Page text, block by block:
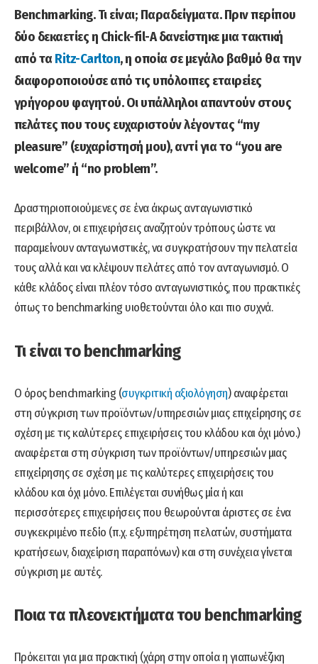
Benchmarking. Τι είναι; Παραδείγματα. Πριν περίπου
δύο δεκαετίες η Chick-fil-A δανείστηκε μια τακτική
από τα Ritz-Carlton, η οποία σε μεγάλο βαθμό θα την
διαφοροποιούσε από τις υπόλοιπες εταιρείες
γρήγορου φαγητού. Οι υπάλληλοι απαντούν στους
πελάτες που τους ευχαριστούν λέγοντας “my
pleasure” (ευχαρίστησή μου), αντί για το “you are
welcome” ή “no problem”.
Δραστηριοποιούμενες σε ένα άκρως ανταγωνιστικό
περιβάλλον, οι επιχειρήσεις αναζητούν τρόπους ώστε να
παραμείνουν ανταγωνιστικές, να συγκρατήσουν την πελατεία
τους αλλά και να κλέψουν πελάτες από τον ανταγωνισμό. Ο
κάθε κλάδος είναι πλέον τόσο ανταγωνιστικός, που πρακτικές
όπως το benchmarking υιοθετούνται όλο και πιο συχνά.
Τι είναι το benchmarking
O όρος benchmarking (συγκριτική αξιολόγηση) αναφέρεται
στη σύγκριση των προϊόντων/υπηρεσιών μιας επιχείρησης σε
σχέση με τις καλύτερες επιχειρήσεις του κλάδου και όχι μόνο.)
αναφέρεται στη σύγκριση των προϊόντων/υπηρεσιών μιας
επιχείρησης σε σχέση με τις καλύτερες επιχειρήσεις του
κλάδου και όχι μόνο. Eπιλέγεται συνήθως μία ή και
περισσότερες επιχειρήσεις που θεωρούνται άριστες σε ένα
συγκεκριµένο πεδίο (π.χ. εξυπηρέτηση πελατών, συστήματα
κρατήσεων, διαχείριση παραπόνων) και στη συνέχεια γίνεται
σύγκριση µε αυτές.
Ποια τα πλεονεκτήματα του benchmarking
Πρόκειται για μια πρακτική (χάρη στην οποία η γιαπωνέζικη